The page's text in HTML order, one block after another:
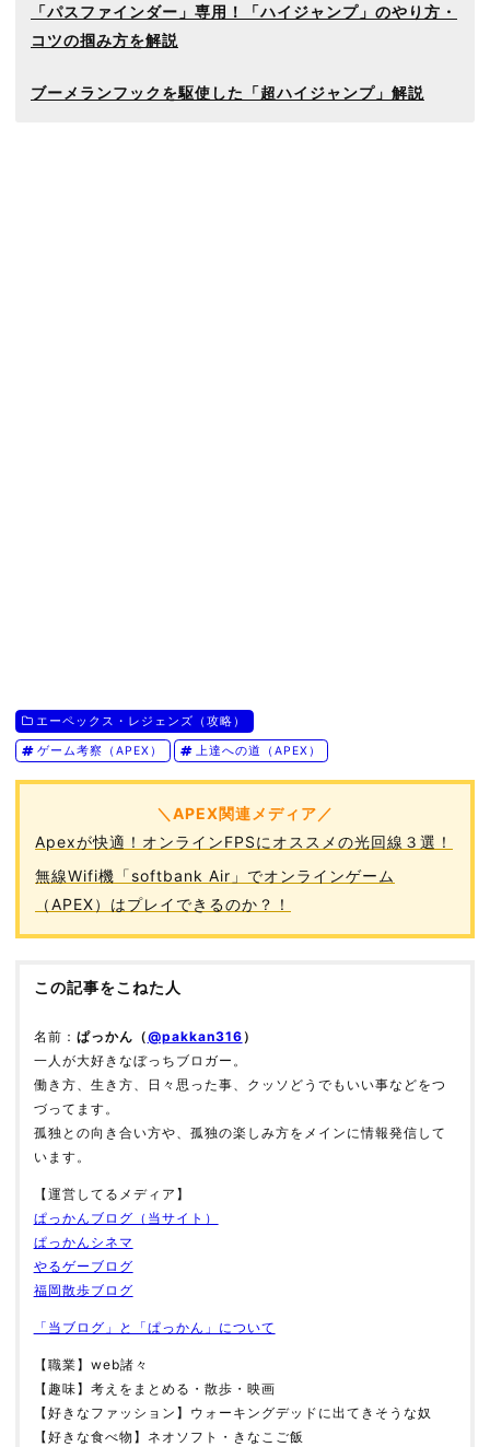
「パスファインダー」専用！「ハイジャンプ」のやり方・
コツの掴み方を解説
ブーメランフックを駆使した「超ハイジャンプ」解説
エーペックス・レジェンズ（攻略）
ゲーム考察（APEX） 上達への道（APEX）
＼APEX関連メディア／
Apexが快適！オンラインFPSにオススメの光回線３選！
無線Wifi機「softbank Air」でオンラインゲーム
（APEX）はプレイできるのか？！
この記事をこねた人
名前： ぱっかん（@pakkan316 ）
一人が大好きなぼっちブロガー。
働き方、生き方、日々思った事、クッソどうでもいい事などをつ
づってます。
孤独との向き合い方や、孤独の楽しみ方をメインに情報発信して
います。
【運営してるメディア】
ぱっかんブログ（当サイト）
ぱっかんシネマ
やるゲーブログ
福岡散歩ブログ
「当ブログ」と「ぱっかん」について
【職業】web諸々
【趣味】考えをまとめる・散歩・映画
【好きなファッション】ウォーキングデッドに出てきそうな奴
【好きな食べ物】ネオソフト・きなこご飯